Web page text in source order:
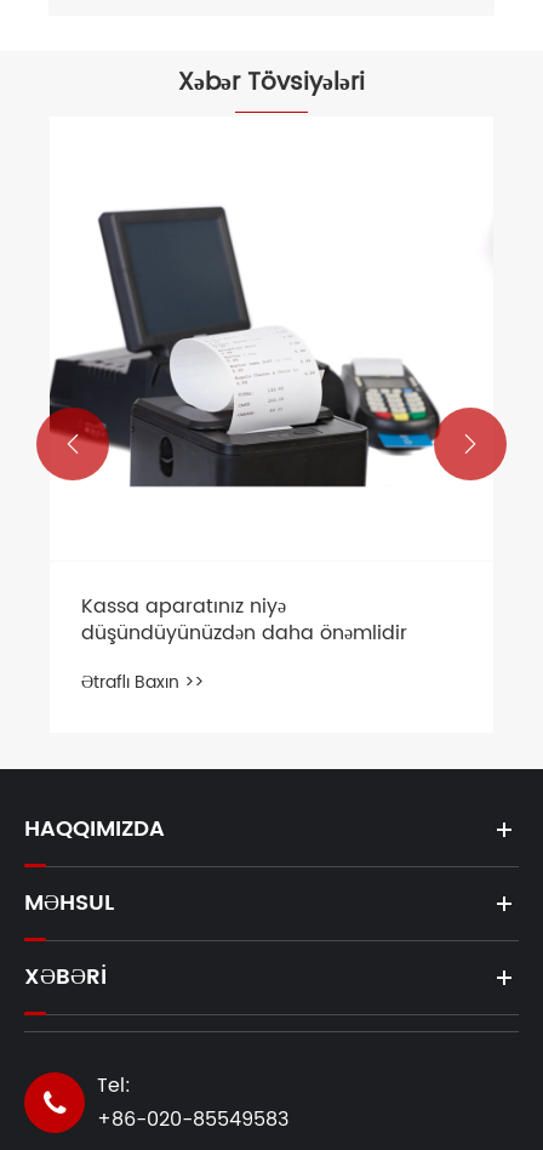
Xəbər Tövsiyələri
Kassa aparatınız niyə
düşündüyünüzdən daha önəmlidir
Ətraflı Baxın >>
 
HAQQIMIZDA
MƏHSUL
XƏBƏRI

Tel:
+86-020-85549583